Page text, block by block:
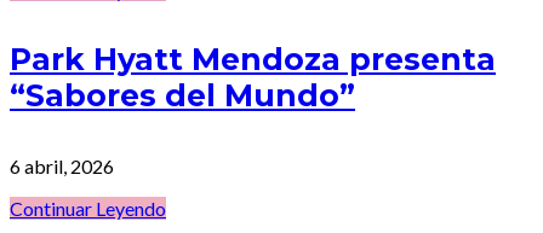
Park Hyatt Mendoza presenta
“Sabores del Mundo”
6 abril, 2026
Continuar Leyendo